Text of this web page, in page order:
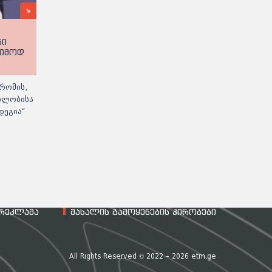
მასალის გამოყენების პირობები
All Rights Reserved © 2022 - 2026 etm.ge